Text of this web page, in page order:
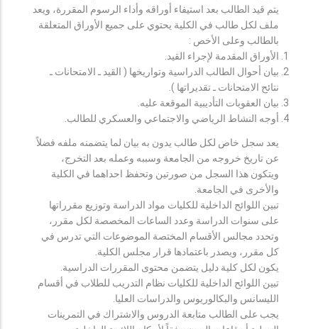
يتم قيد الطالب بعد استيفاء أوراقه وأداء الرسوم المقررة، ويعد
ملف لكل طالب في الكلية يحتوي على جميع الأوراق المتعلقة
بالطالب وعلى الأخص :
الأوراق المقدمة لإجراء القيد.
بيان أحوال الطالب الدراسية وتواريخها ( القيد ـ الامتحانات ـ
نتائح الامتحانات ـ تقديراتها ).
بيان العقوبات التأديبية الموقعة عليه.
أوجه النشاط الرياضي والاجتماعي والعسكري للطالب.
يعد سجل خاص لكل طالب يدون به بيان لما يتضمنه ملفه فضلاً
عن تاريخ خروجه من الجامعة وسببه وعمله بعد التخرج،
ويتكون هذا السجل من صورتين وتحفظ احداهما في الكلية
والأخرى في الجامعة.
تبين اللوائح الداخلية للكليات مواد الدراسة وتوزيع مقرراتها
على سنوات الدراسة وعدد الساعات المخصصة لكل مقرر،
وتحدد مجالس الأقسام المختصة الموضوعات التي تدرس في
كل مقرر، ويصدر باعتمادها قرار مجلس الكلية.
يكون لكل كلية دليل يتضمن محتوى المقررات الدراسية.
تبين اللوائح الداخلية للكليات نظام التدريب للطلاب في أقسام
الليسانس والبكالوريوس والدراسات العليا.
يجب على الطالب متابعة الدروس والاشتراك في التمرينات